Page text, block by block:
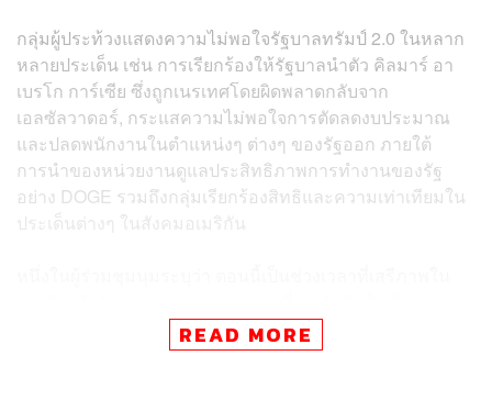
กลุ่มผู้ประท้วงแสดงความไม่พอใจรัฐบาลทรัมป์ 2.0 ในหลาก
หลายประเด็น เช่น การเรียกร้องให้รัฐบาลนำตัว คิลมาร์ อา
เบรโก การ์เซีย ซึ่งถูกเนรเทศโดยผิดพลาดกลับจาก
เอลซัลวาดอร์, กระแสความไม่พอใจการตัดลดงบประมาณ
และปลดพนักงานในตำแหน่งๆ ต่างๆ ของรัฐออก ภายใต้
การนำของหน่วยงานดูแลประสิทธิภาพการทำงานของรัฐ
อย่าง DOGE รวมถึงกลุ่มเรียกร้องสิทธิและความเท่าเทียมใน
ประเด็นต่างๆ ในสังคมอเมริกัน
ชุมนุมเป็นเพราะเขาต้องการให้หลานๆ เห็นว่าเสรีภาพต้อง
READ MORE